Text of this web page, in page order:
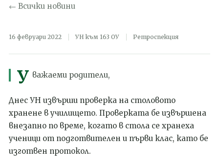
← Всички новини
16 февруари 2022 УН към 163 ОУ Ретроспекция
У важаеми родители,
Днес УН извърши проверка на столовото
хранене в училището. Проверката бе извършена
внезапно по време, когато в стола се хранеха
ученици от подготвителен и първи клас, като бе
изготвен протокол.